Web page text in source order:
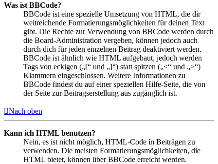
Was ist BBCode?
BBCode ist eine spezielle Umsetzung von HTML, die dir
weitreichende Formatierungsmöglichkeiten für deinen Text
gibt. Die Rechte zur Verwendung von BBCode werden durch
die Board-Administration vergeben, können jedoch auch
durch dich für jeden einzelnen Beitrag deaktiviert werden.
BBCode ist ähnlich wie HTML aufgebaut, jedoch werden
Tags von eckigen („[“ und „]“) statt spitzen („<“ und „>“)
Klammern eingeschlossen. Weitere Informationen zu
BBCode findest du auf einer speziellen Hilfe-Seite, die von
der Seite zur Beitragserstellung aus zugänglich ist.
Nach oben
Kann ich HTML benutzen?
Nein, es ist nicht möglich, HTML-Code in Beiträgen zu
verwenden. Die meisten Formatierungsmöglichkeiten, die
HTML bietet, können über BBCode erreicht werden.